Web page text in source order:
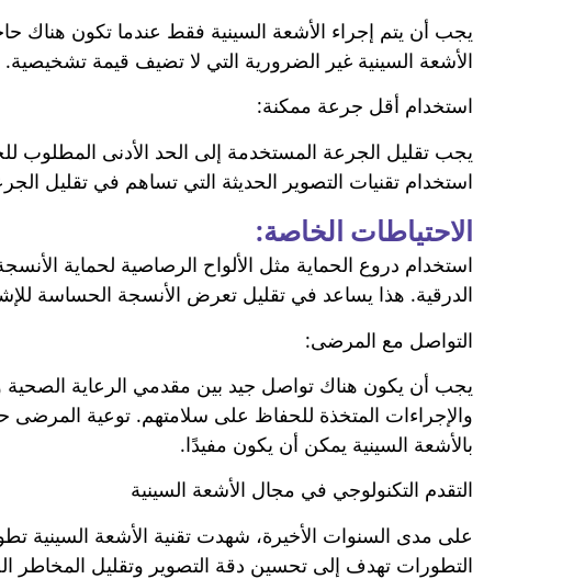
يجب أن يتم إجراء الأشعة السينية فقط عندما تكون هناك
الأشعة السينية غير الضرورية التي لا تضيف قيمة تشخيصية.
استخدام أقل جرعة ممكنة:
يجب تقليل الجرعة المستخدمة إلى الحد الأدنى المطلوب
استخدام تقنيات التصوير الحديثة التي تساهم في تقليل
الاحتياطات الخاصة:
استخدام دروع الحماية مثل الألواح الرصاصية لحماية
الدرقية. هذا يساعد في تقليل تعرض الأنسجة الحساسة
التواصل مع المرضى:
يجب أن يكون هناك تواصل جيد بين مقدمي الرعاية
والإجراءات المتخذة للحفاظ على سلامتهم. توعية المرضى
بالأشعة السينية يمكن أن يكون مفيدًا.
التقدم التكنولوجي في مجال الأشعة السينية
على مدى السنوات الأخيرة، شهدت تقنية الأشعة السينية
التطورات تهدف إلى تحسين دقة التصوير وتقليل المخاطر